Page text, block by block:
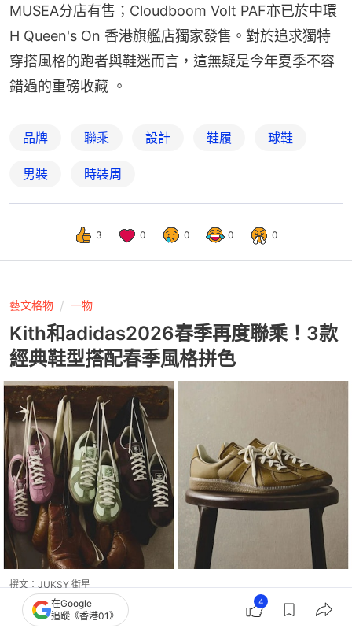
MUSEA分店有售；Cloudboom Volt PAF亦已於中環
H Queen's On 香港旗艦店獨家發售。對於追求獨特
穿搭風格的跑者與鞋迷而言，這無疑是今年夏季不容
錯過的重磅收藏 。
品牌 聯乘 設計 鞋履 球鞋
男裝 時裝周
3 0 0 0 0
藝文格物 一物
Kith和adidas2026春季再度聯乘！3款
經典鞋型搭配春季風格拼色
撰文： JUKSY 街星
出版：2026-05-04 10:49
在Google
追蹤《香港01》
4